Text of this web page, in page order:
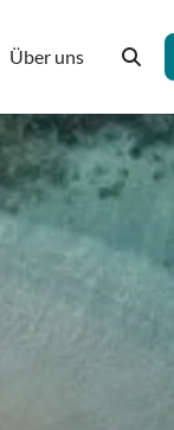
Über uns